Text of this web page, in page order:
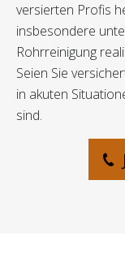
versierten Profis
insbesondere
Rohrreinigung
Seien Sie
in akuten
sind.